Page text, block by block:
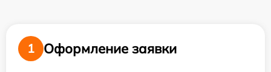
1
Оформление заявки